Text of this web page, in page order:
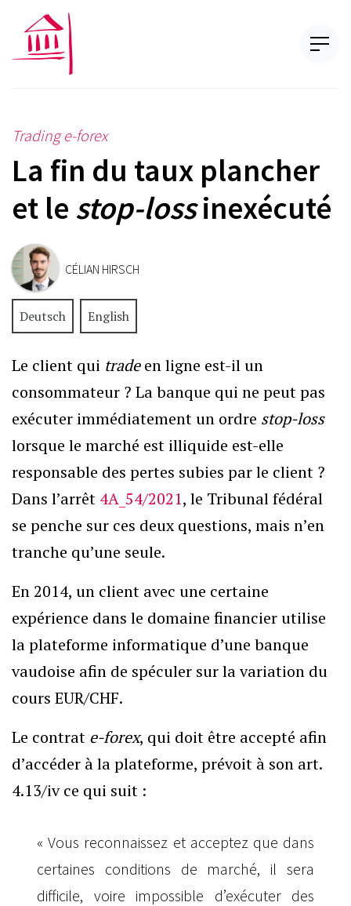
Trading e-forex
La fin du taux plancher
et le stop-lossinexécuté
CÉLIAN HIRSCH
Deutsch English
Le client qui tradeen ligne est-il un
consommateur ? La banque qui ne peut pas
exécuter immédiatement un ordre stop-loss
lorsque le marché est illiquide est-elle
responsable des pertes subies par le client ?
Dans l’arrêt 4A_54/2021, le Tribunal fédéral
se penche sur ces deux questions, mais n’en
tranche qu’une seule.
En 2014, un client avec une certaine
expérience dans le domaine financier utilise
la plateforme informatique d’une banque
vaudoise afin de spéculer sur la variation du
cours EUR/CHF.
Le contrat e-forex, qui doit être accepté afin
d’accéder à la plateforme, prévoit à son art.
4.13/iv ce qui suit :
« Vous reconnaissez et acceptez que dans
certaines conditions de marché, il sera
difficile, voire impossible d’exécuter des